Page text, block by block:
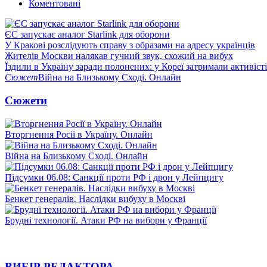
Коментовані
ЄС запускає аналог Starlink для оборони
У Кракові розслідують справу з образами на адресу українців
Жителів Москви налякав гучний звук, схожий на вибух
Їздили в Україну заради полонених: у Кореї затримали
СюжетВійна на Близькому Сході. Онлайн
Сюжети
Вторгнення Росії в Україну. Онлайн
Війна на Близькому Сході. Онлайн
Підсумки 06.08: Санкції проти РФ і дрон у Лейпцигу
Бенкет генералів. Наслідки вибуху в Москві
Брудні технології. Атаки РФ на вибори у Франції